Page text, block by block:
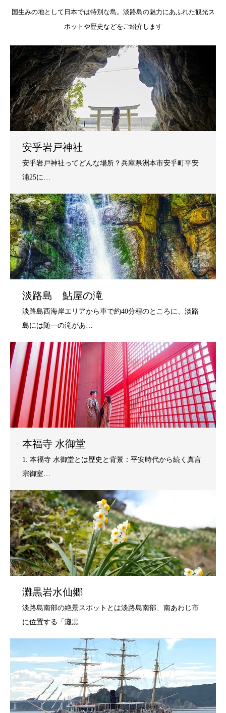
国生みの地として日本では特別な島。淡路島の魅力にあふれた観光ス
ポットや歴史などをご紹介します
安乎岩戸神社
淡路島 鮎屋の滝
本福寺 水御堂
灘黒岩水仙郷